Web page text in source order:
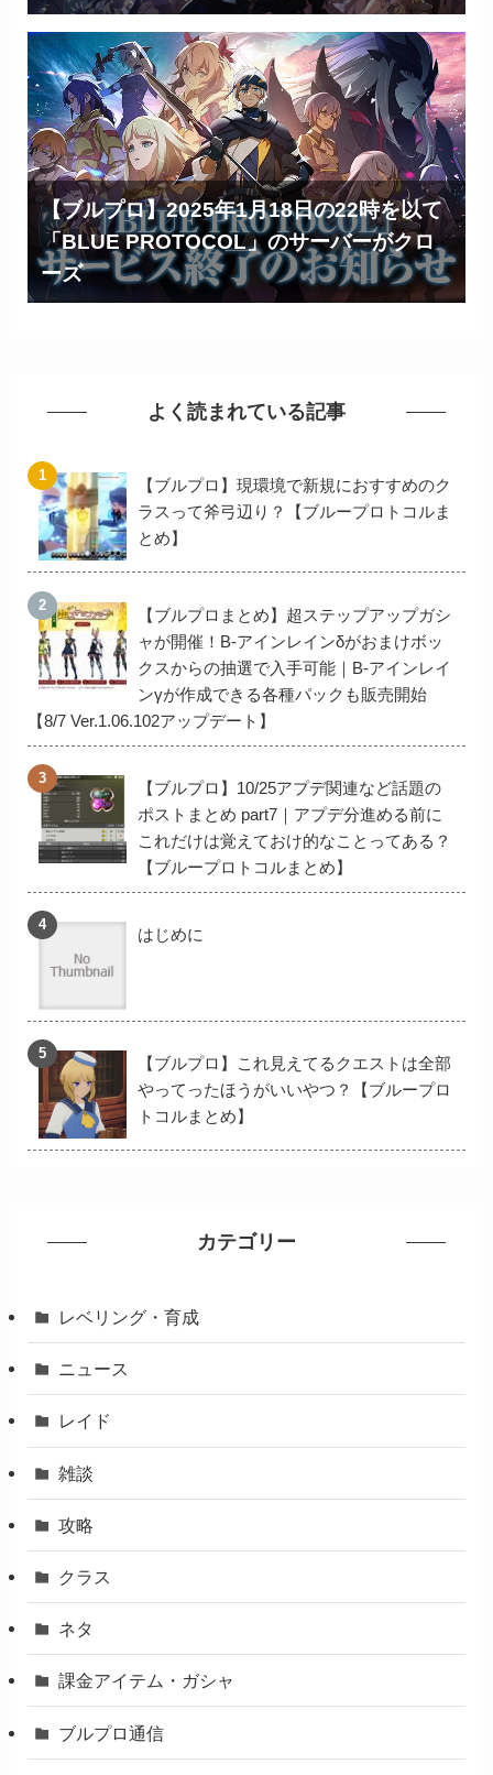
【ブルプロ】2025年1月18日の22時を以て
「BLUE PROTOCOL」のサーバーがクロ
ーズ
よく読まれている記事
【ブルプロ】現環境で新規におすすめのク
ラスって斧弓辺り？【ブループロトコルま
とめ】
【ブルプロまとめ】超ステップアップガシ
ャが開催！B-アインレインδがおまけボッ
クスからの抽選で入手可能｜B-アインレイ
ンγが作成できる各種パックも販売開始
【8/7 Ver.1.06.102アップデート】
【ブルプロ】10/25アプデ関連など話題の
ポストまとめ part7｜アプデ分進める前に
これだけは覚えておけ的なことってある？
【ブループロトコルまとめ】
はじめに
【ブルプロ】これ見えてるクエストは全部
やってったほうがいいやつ？【ブループロ
トコルまとめ】
カテゴリー
レベリング・育成
ニュース
レイド
雑談
攻略
クラス
ネタ
課金アイテム・ガシャ
ブルプロ通信